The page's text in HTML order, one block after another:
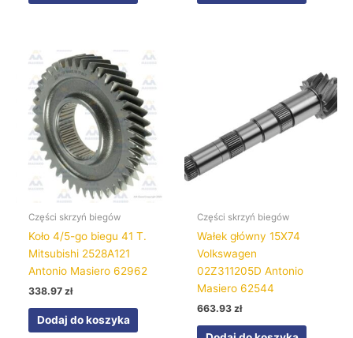
Części skrzyń biegów
Koło 4/5-go biegu 41 T.
Mitsubishi 2528A121
Antonio Masiero 62962
338.97zł
Dodaj do koszyka
Części skrzyń biegów
Wałek główny 15X74
Volkswagen
02Z311205D Antonio
Masiero 62544
663.93zł